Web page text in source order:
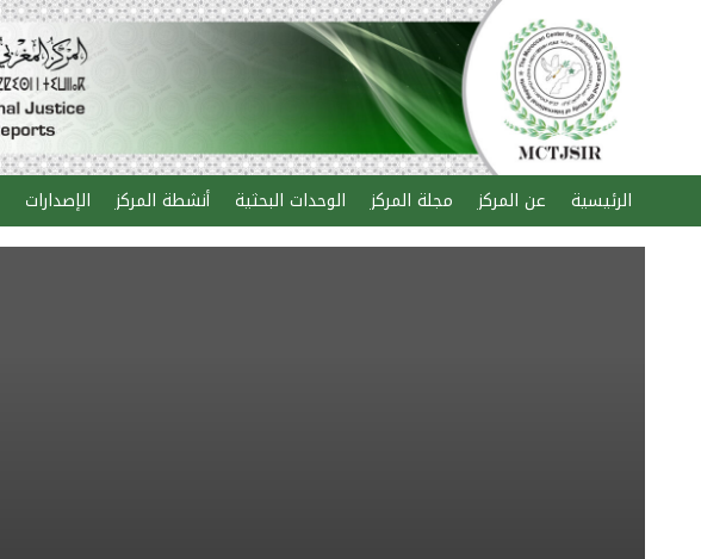
الرئيسية عن المركز مجلة المركز الوحدات البحثية أنشطة المركز الإصدارات